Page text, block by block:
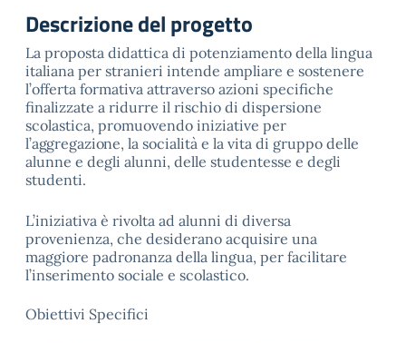
Descrizione del progetto
La proposta didattica di potenziamento della lingua
italiana per stranieri intende ampliare e sostenere
l’offerta formativa attraverso azioni specifiche
finalizzate a ridurre il rischio di dispersione
scolastica, promuovendo iniziative per
l’aggregazione, la socialità e la vita di gruppo delle
alunne e degli alunni, delle studentesse e degli
studenti.
L’iniziativa è rivolta ad alunni di diversa
provenienza, che desiderano acquisire una
maggiore padronanza della lingua, per facilitare
l’inserimento sociale e scolastico.
Obiettivi Specifici